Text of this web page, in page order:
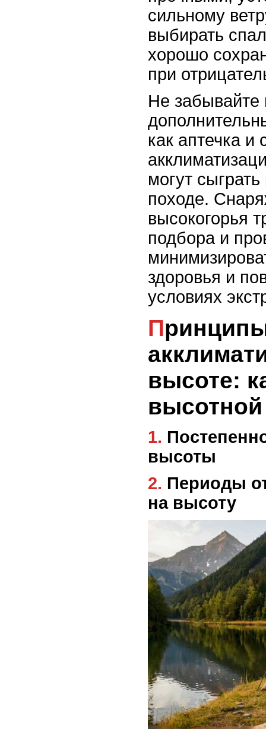
сильному
выбирать
хорошо
при
Не забывайте
как аптечка и
могут
походе.
высокогорья
подбора и
здоровья и
условиях
Принципы
высоте:
1. Постепенное повышение
высоты
2. Периоды отдыха и подходы
на высоту